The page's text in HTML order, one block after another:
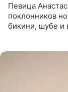
Певица
поклонников
бикини, шубе и